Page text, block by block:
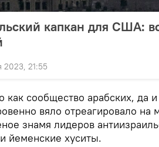
капкан для США:
2023, 21:55
как сообщество арабских, да
вяло отреагировало на
знамя лидеров
йеменские хуситы.